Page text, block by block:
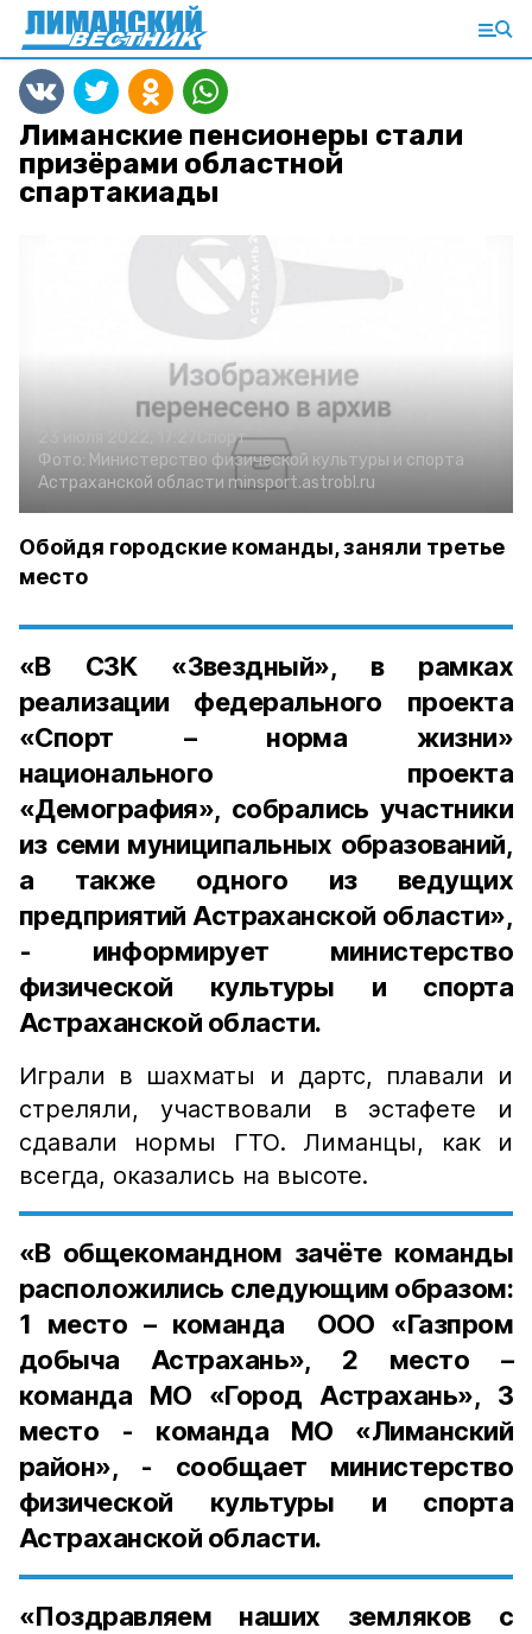
Лиманские пенсионеры стали
призёрами областной
спартакиады
Спорт
Фото: Министерство физической культуры и спорта
Астраханской области minsport.astrobl.ru
Обойдя городские команды, заняли третье
место
«В СЗК «Звездный», в рамках
реализации федерального проекта
«Спорт – норма жизни»
национального проекта
«Демография», собрались участники
из семи муниципальных образований,
а также одного из ведущих
предприятий Астраханской области»,
- информирует министерство
физической культуры и спорта
Астраханской области.
Играли в шахматы и дартс, плавали и
стреляли, участвовали в эстафете и
сдавали нормы ГТО. Лиманцы, как и
всегда, оказались на высоте.
«В общекомандном зачёте команды
расположились следующим образом:
1 место – команда ООО «Газпром
добыча Астрахань», 2 место –
команда МО «Город Астрахань», 3
место - команда МО «Лиманский
район», - сообщает министерство
физической культуры и спорта
Астраханской области.
«Поздравляем наших земляков с